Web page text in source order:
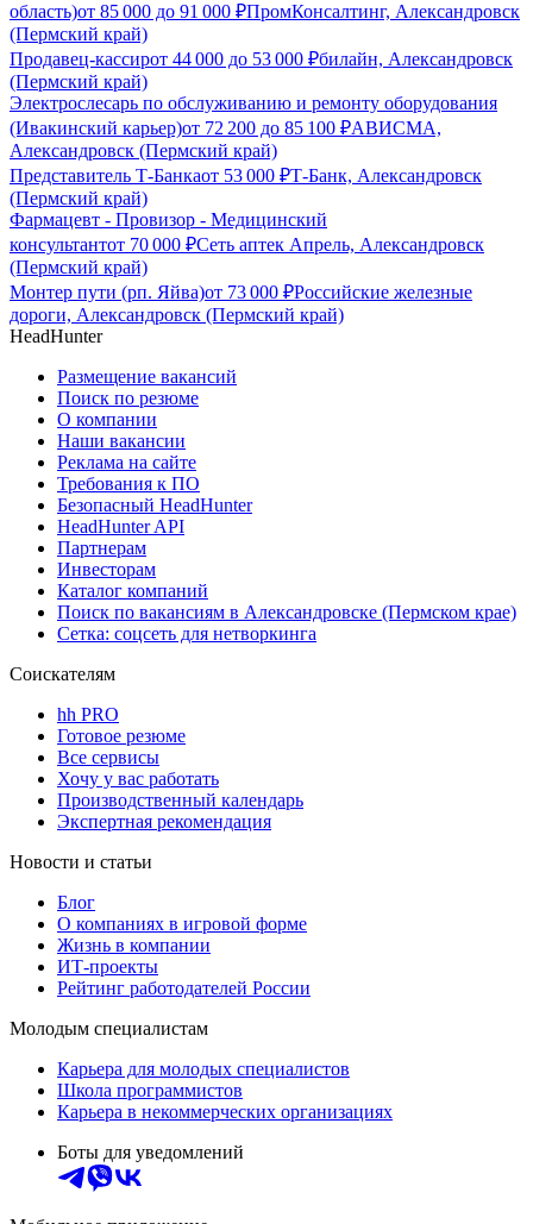
область)от 85 000 до 91 000 ₽ПромКонсалтинг, Александровск
(Пермский край)
Продавец-кассирот 44 000 до 53 000 ₽билайн, Александровск
(Пермский край)
Электрослесарь по обслуживанию и ремонту оборудования
(Ивакинский карьер)от 72 200 до 85 100 ₽АВИСМА,
Александровск (Пермский край)
Представитель Т-Банкаот 53 000 ₽Т-Банк, Александровск
(Пермский край)
Фармацевт - Провизор - Медицинский
консультантот 70 000 ₽Сеть аптек Апрель, Александровск
(Пермский край)
Монтер пути (рп. Яйва)от 73 000 ₽Российские железные
дороги, Александровск (Пермский край)
HeadHunter
Размещение вакансий
Поиск по резюме
О компании
Наши вакансии
Реклама на сайте
Требования к ПО
Безопасный HeadHunter
HeadHunter API
Партнерам
Инвесторам
Каталог компаний
Поиск по вакансиям в Александровске (Пермском крае)
Сетка: соцсеть для нетворкинга
Соискателям
hh PRO
Готовое резюме
Все сервисы
Хочу у вас работать
Производственный календарь
Экспертная рекомендация
Новости и статьи
Блог
О компаниях в игровой форме
Жизнь в компании
ИТ-проекты
Рейтинг работодателей России
Молодым специалистам
Карьера для молодых специалистов
Школа программистов
Карьера в некоммерческих организациях
Боты для уведомлений